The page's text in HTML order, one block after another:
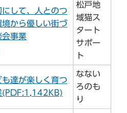
して、人とのつ
から優しい街づ
会事業
松戸地
域猫ス
タート
サポー
ト
達が楽しく育つ
(PDF:1,142KB)
なない
ろのも
り